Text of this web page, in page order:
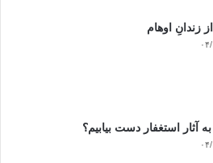
زندانِ اوهام
۰۳
آثار استغفار دست بیابیم؟
۰۳